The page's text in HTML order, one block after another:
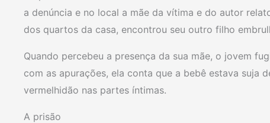
a denúncia e no local a mãe da vítima e do autor
dos quartos da casa, encontrou seu outro filho
Quando percebeu a presença da sua mãe, o jovem
com as apurações, ela conta que a bebê estava suja
vermelhidão nas partes íntimas.
A prisão